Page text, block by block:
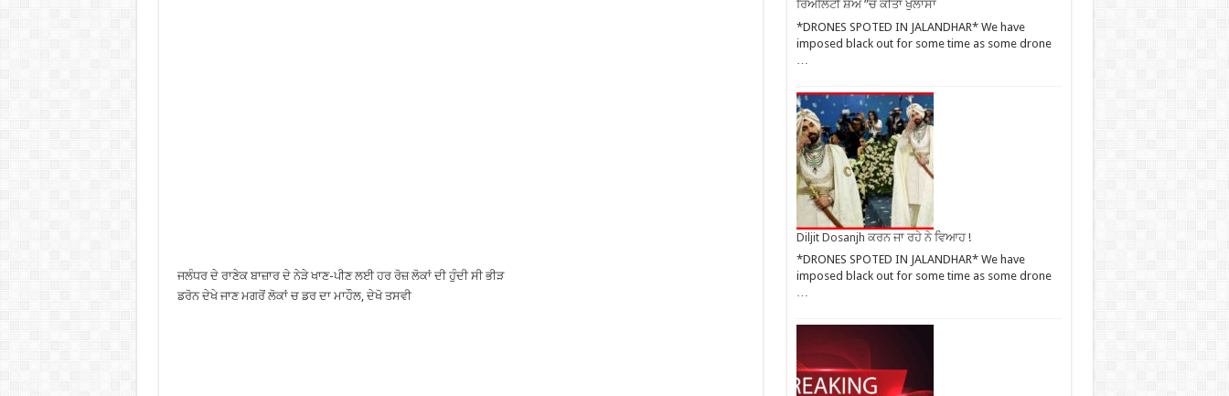
ਜਲੰਧਰ ਦੇ ਰਾਣੇਕ ਬਾਜ਼ਾਰ ਦੇ ਨੇੜੇ ਖਾਣ-ਪੀਣ ਲਈ ਹਰ ਰੋਜ਼ ਲੋਕਾਂ ਦੀ ਹੁੰਦੀ ਸੀ ਭੀੜ
ਡਰੋਨ ਦੇਖੇ ਜਾਣ ਮਗਰੋਂ ਲੋਕਾਂ ਚ ਡਰ ਦਾ ਮਾਹੌਲ, ਦੇਖੋ ਤਸਵੀ
ਰਿਐਲਿਟੀ ਸ਼ੋਅ ”ਚ ਕੀਤਾ ਖੁਲਾਸਾ
*DRONES SPOTED IN JALANDHAR* We have
imposed black out for some time as some drone
Diljit Dosanjh ਕਰਨ ਜਾ ਰਹੇ ਨੇ ਵਿਆਹ !
*DRONES SPOTED IN JALANDHAR* We have
imposed black out for some time as some drone
…